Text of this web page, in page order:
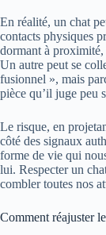
En réalité, un chat
contacts physiques
dormant à proximité,
Un autre peut se
fusionnel », mais
pièce qu’il juge peu
Le risque, en
côté des signaux
forme de vie qui
lui. Respecter un
combler toutes nos
Comment réajuster